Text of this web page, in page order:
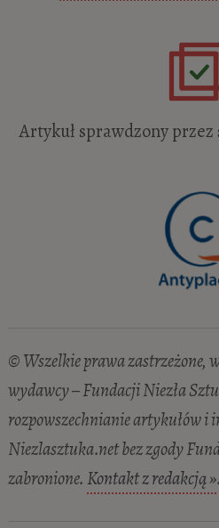
Artykuł sprawdzony
© Wszelkie prawa zastrzeżone,
wydawcy – Fundacji Niezła
rozpowszechnianie artykułów i
Niezlasztuka.net bez zgody
zabronione. Kontakt z redakcją ».